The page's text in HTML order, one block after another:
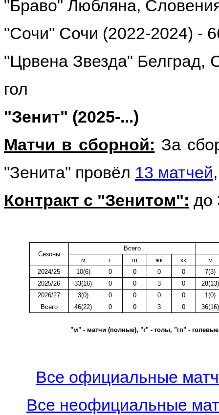
"Браво" Любляна,
"Сочи" Сочи (2022-2024) -
"Црвена Звезда" Белград,
гол
"Зенит" (2025-...)
Матчи в сборной: За
"Зенита" провёл 13 матчей
Контракт с "Зенитом": до
Сезоны
Всего
м
г гп жк кк
м
2024/25
10(6) 0 0 0 0
7(3)
2025/26
33(16) 0 0 3 0
28(13)
2026/27
3(0) 0 0 0 0
1(0)
Всего
46(22) 0 0 3 0 36(16)
"м" - матчи (полные), "г" - голы, "гп" -
Все официальные
Все неофициальные